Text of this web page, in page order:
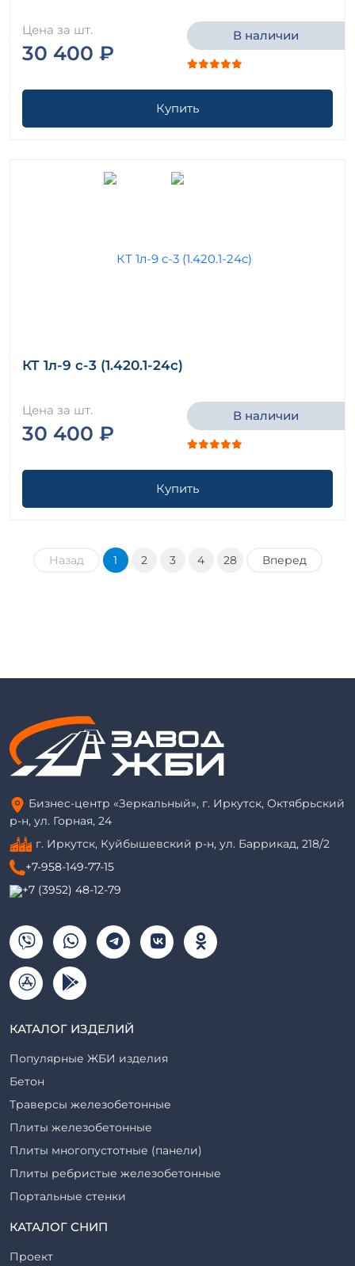
Цена за шт.
30 400 ₽
В наличии
Купить
КТ 1л-9 с-3 (1.420.1-24с)
Цена за шт.
30 400 ₽
В наличии
Купить
Назад 1 2 3 4 28 Вперед
Бизнес-центр «Зеркальный», г. Иркутск, Октябрьский
р-н, ул. Горная, 24
г. Иркутск, Куйбышевский р-н, ул. Баррикад, 218/2
+7-958-149-77-15
+7 (3952) 48-12-79
КАТАЛОГ ИЗДЕЛИЙ
Популярные ЖБИ изделия
Бетон
Траверсы железобетонные
Плиты железобетонные
Плиты многопустотные (панели)
Плиты ребристые железобетонные
Портальные стенки
Прогоны железобетонные
КАТАЛОГ СНИП
Проект